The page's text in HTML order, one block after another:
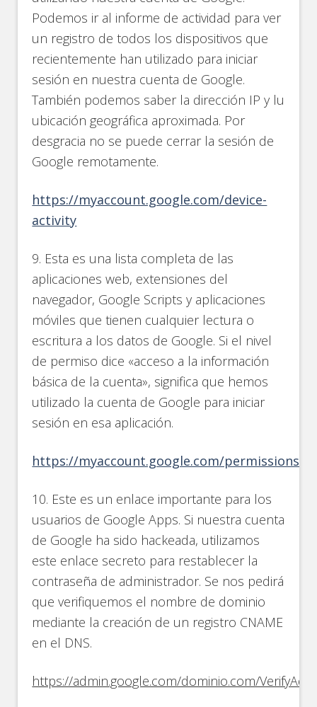
Podemos ir al informe de actividad para ver
un registro de todos los dispositivos que
recientemente han utilizado para iniciar
sesión en nuestra cuenta de Google.
También podemos saber la dirección IP y lu
ubicación geográfica aproximada. Por
desgracia no se puede cerrar la sesión de
Google remotamente.
https://myaccount.google.com/device-
activity
9. Esta es una lista completa de las
aplicaciones web, extensiones del
navegador, Google Scripts y aplicaciones
móviles que tienen cualquier lectura o
escritura a los datos de Google. Si el nivel
de permiso dice «acceso a la información
básica de la cuenta», significa que hemos
utilizado la cuenta de Google para iniciar
sesión en esa aplicación.
https://myaccount.google.com/permissions
10. Este es un enlace importante para los
usuarios de Google Apps. Si nuestra cuenta
de Google ha sido hackeada, utilizamos
este enlace secreto para restablecer la
contraseña de administrador. Se nos pedirá
que verifiquemos el nombre de dominio
mediante la creación de un registro CNAME
en el DNS.
https://admin.google.com/dominio.com/